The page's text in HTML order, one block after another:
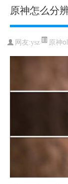
原神怎么分
网友:ysz 原神ol